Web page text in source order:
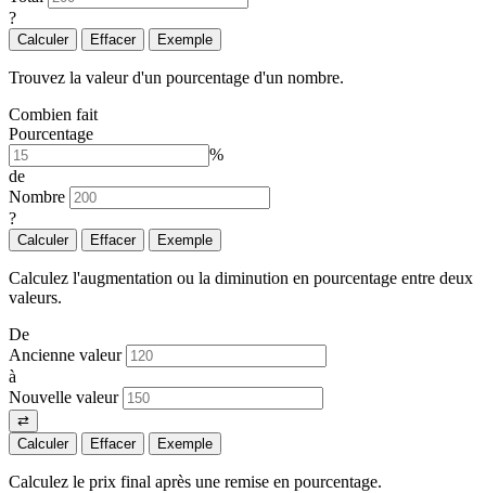
?
Calculer Effacer Exemple
Trouvez la valeur d'un pourcentage d'un nombre.
Combien fait
Pourcentage
%
de
Nombre
?
Calculer Effacer Exemple
Calculez l'augmentation ou la diminution en pourcentage entre deux
valeurs.
De
Ancienne valeur
à
Nouvelle valeur
⇄
Calculer
Effacer Exemple
Calculez le prix final après une remise en pourcentage.